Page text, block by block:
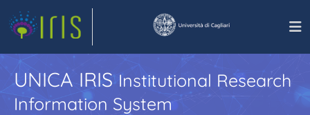
UNICA IRISInstitutional Research
Information System